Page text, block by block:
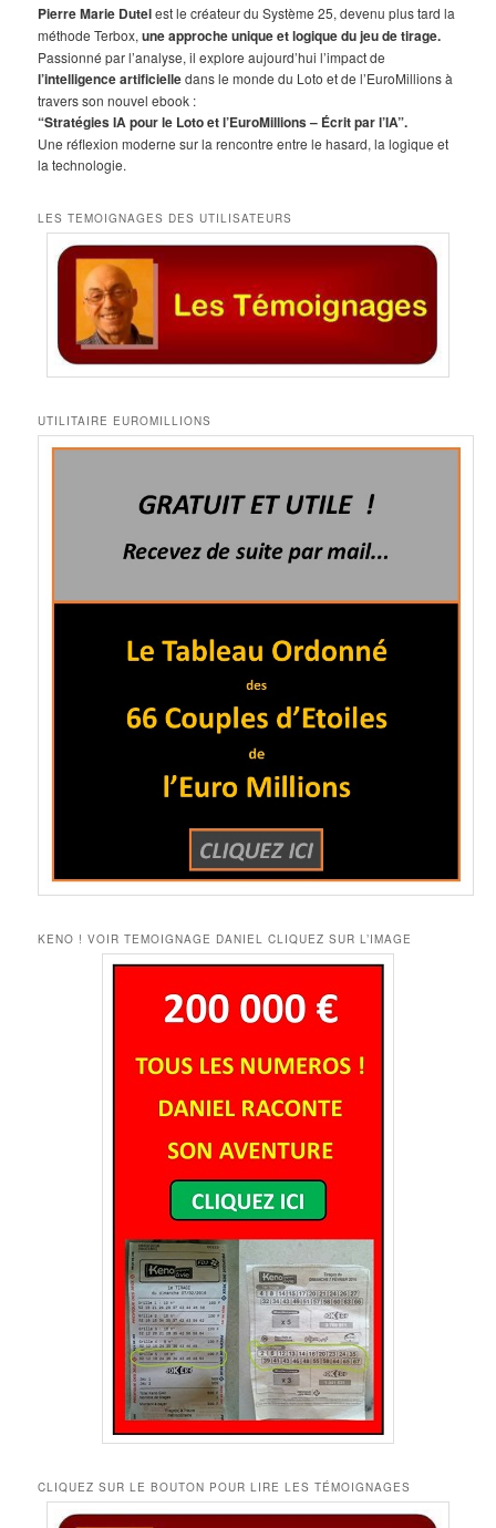
h
e
r
c
h
e
Pierre Marie Dutelest le créateur du Système 25, devenu plus tard la
méthode Terbox,une approche unique et logique du jeu de tirage.
Passionné par l’analyse, il explore aujourd’hui l’impact de
l’intelligence artificielledans le monde du Loto et de l’EuroMillions à
travers son nouvel ebook :
“Stratégies IA pour le Loto et l’EuroMillions – Écrit par l’IA”.
Une réflexion moderne sur la rencontre entre le hasard, la logique et
la technologie.
LES TEMOIGNAGES DES UTILISATEURS
UTILITAIRE EUROMILLIONS
KENO ! VOIR TEMOIGNAGE DANIEL CLIQUEZ SUR L’IMAGE
CLIQUEZ SUR LE BOUTON POUR LIRE LES TÉMOIGNAGES